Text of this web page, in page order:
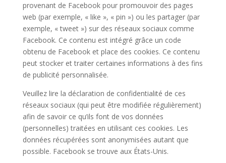
provenant de Facebook pour promouvoir des pages
web (par exemple, « like », « pin ») ou les partager (par
exemple, « tweet ») sur des réseaux sociaux comme
Facebook. Ce contenu est intégré grâce un code
obtenu de Facebook et place des cookies. Ce contenu
peut stocker et traiter certaines informations à des fins
de publicité personnalisée.
Veuillez lire la déclaration de confidentialité de ces
réseaux sociaux (qui peut être modifiée régulièrement)
afin de savoir ce qu’ils font de vos données
(personnelles) traitées en utilisant ces cookies. Les
données récupérées sont anonymisées autant que
possible. Facebook se trouve aux États-Unis.